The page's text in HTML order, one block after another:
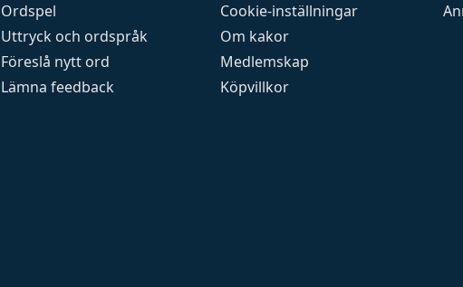
Ordspel
Uttryck och ordspråk
Föreslå nytt ord
Lämna feedback
Cookie-inställningar
Om kakor
Medlemskap
Köpvillkor